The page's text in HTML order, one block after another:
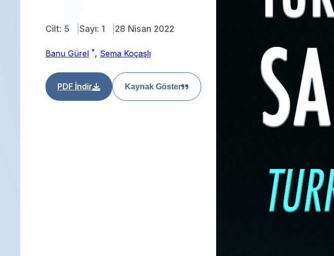
Cilt: 5 Sayı: 1 28 Nisan 2022
Banu Gürel *, Sema Koçaşlı
PDF İndir Kaynak Göster